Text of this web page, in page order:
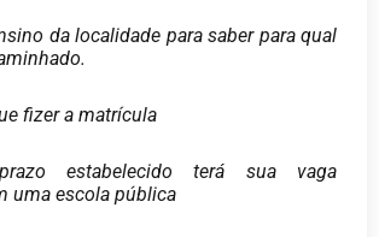
da localidade para saber para qual
fizer a matrícula
estabelecido terá sua vaga
uma escola pública